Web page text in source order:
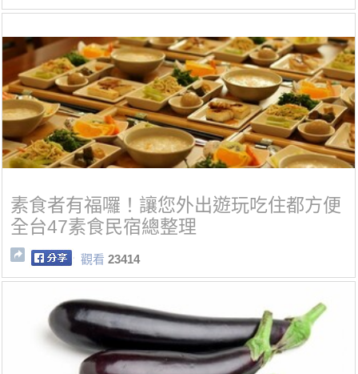
素食者有福囉！讓您外出遊玩吃住都方便
全台47素食民宿總整理
觀看 23414